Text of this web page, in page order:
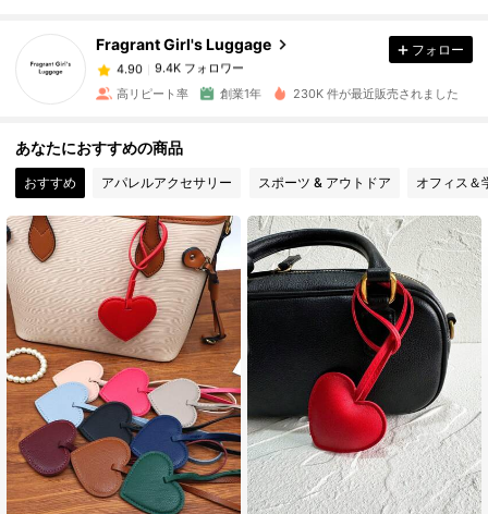
Fragrant Girl's Luggage
4.90
9.4K フォロワー
8***5 は1日前に購入しました
4.90 9.4K フォロワー
4.90 9.4K フォロワー
9.4K フォロワー
4.90 9.4K フォロワー
4.90 9.4K フォロワー
フォロー
高リピート率 創業1年 230K 件が最近販売されました
あなたにおすすめの商品
おすすめ アパレルアクセサリー スポーツ & アウトドア オフィス＆